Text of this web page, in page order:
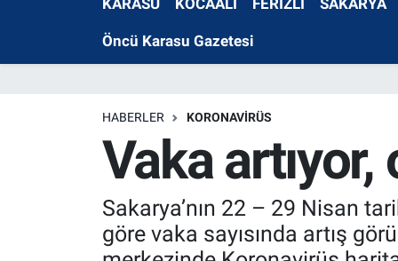
Öncü Karasu Gazetesi
HABERLER KORONAVİRÜS
Vaka artıyor,
Sakarya’nın 22 – 29 Nisan
göre vaka sayısında artış